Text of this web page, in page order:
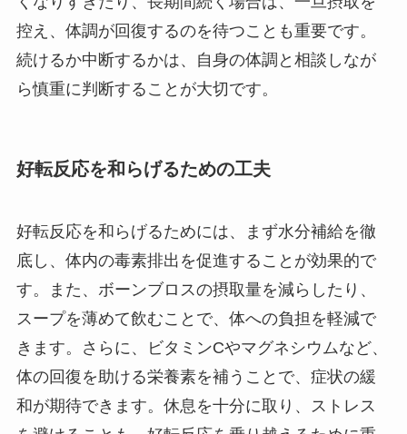
控え、体調が回復するのを待つことも重要です。
続けるか中断するかは、自身の体調と相談しなが
ら慎重に判断することが大切です。
好転反応を和らげるための工夫
好転反応を和らげるためには、まず水分補給を徹
底し、体内の毒素排出を促進することが効果的で
す。また、ボーンブロスの摂取量を減らしたり、
スープを薄めて飲むことで、体への負担を軽減で
きます。さらに、ビタミンCやマグネシウムなど、
体の回復を助ける栄養素を補うことで、症状の緩
和が期待できます。休息を十分に取り、ストレス